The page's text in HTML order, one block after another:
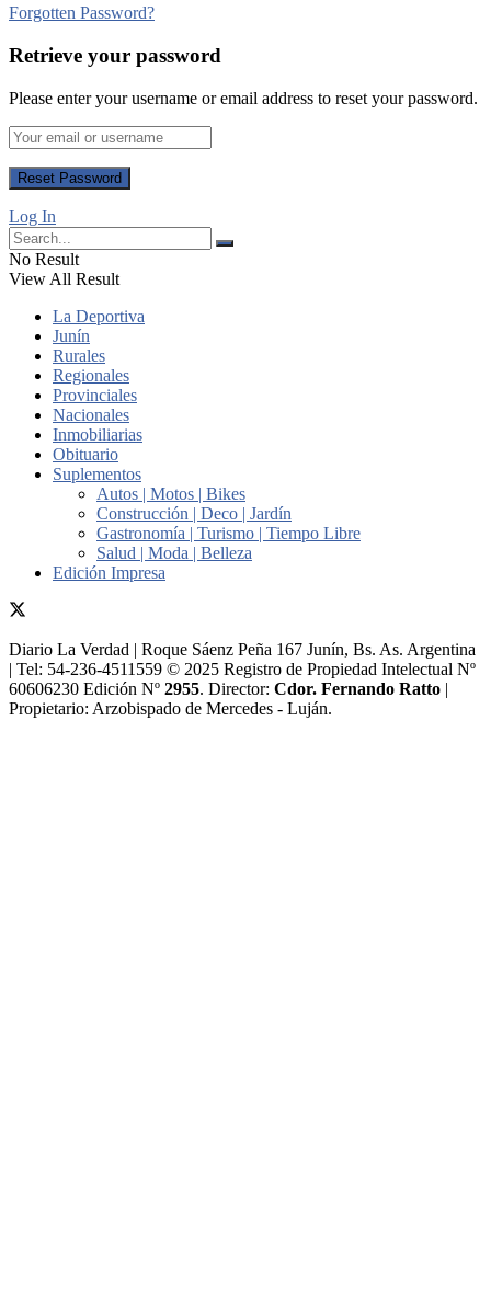
Forgotten Password?
Retrieve your password
Please enter your username or email address to reset your password.
Log In
No Result
View All Result
La Deportiva
Junín
Rurales
Regionales
Provinciales
Nacionales
Inmobiliarias
Obituario
Suplementos
Autos | Motos | Bikes
Construcción | Deco | Jardín
Gastronomía | Turismo | Tiempo Libre
Salud | Moda | Belleza
Edición Impresa
Diario La Verdad | Roque Sáenz Peña 167 Junín, Bs. As. Argentina
| Tel: 54-236-4511559 © 2025 Registro de Propiedad Intelectual Nº
60606230 Edición Nº 2955. Director:​ Cdor. Fernando Ratto |
Propietario:​ Arzobispado de Mercedes - Luján.